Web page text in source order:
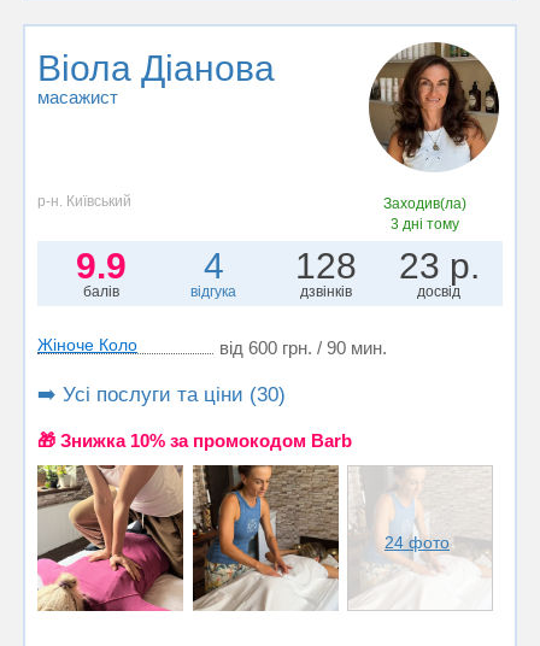
Віола Діанова
масажист
р-н. Київський
Заходив(ла)
3 дні тому
9.9
балів
4
відгука
128
дзвінків
23 р.
досвід
Жіноче Коло від 600 грн. / 90 мин.
➡️ Усі послуги та ціни (30)
🎁 Знижка 10% за промокодом Barb
24 фото